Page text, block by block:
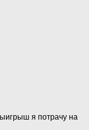
я потрачу на